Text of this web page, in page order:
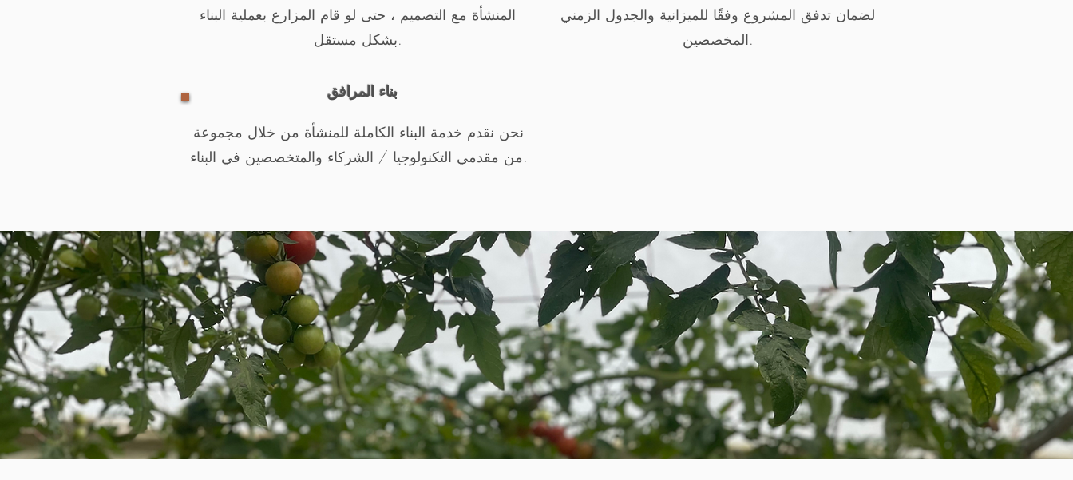
المنشأة مع التصميم ، حتى لو قام المزارع بعملية البناء
بشكل مستقل.
لضمان تدفق المشروع وفقًا للميزانية والجدول الزمني
المخصصين.
نحن نقدم خدمة البناء الكاملة للمنشأة من خلال مجموعة
من مقدمي التكنولوجيا / الشركاء والمتخصصين في البناء.
بناء المرافق